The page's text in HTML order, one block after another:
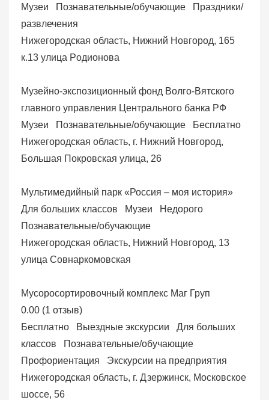
Музеи
Познавательные/обучающие
Праздники/
развлечения
Нижегородская область, Нижний Новгород, 165
к.13 улица Pодионова
Музейно-экспозиционный фонд Волго-Вятского
главного управления Центрального банка РФ
Музеи
Познавательные/обучающие
Бесплатно
Нижегородская область, г. Нижний Новгород,
Большая Покровская улица, 26
Мультимедийный парк «Россия – моя история»
Для больших классов
Музеи
Недорого
Познавательные/обучающие
Нижегородская область, Нижний Новгород, 13
улица Совнаркомовская
Мусоросортировочный комплекс Маг Груп
0.00 (1 отзыв)
Бесплатно
Выездные экскурсии
Для больших
классов
Познавательные/обучающие
Профориентация
Экскурсии на предприятия
Нижегородская область, г. Дзержинск, Московское
шоссе, 56